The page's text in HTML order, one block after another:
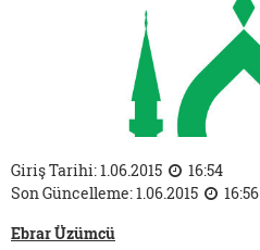
Giriş Tarihi: 1.06.2015
16:54
Son Güncelleme: 1.06.2015
16:56
Ebrar Üzümcü